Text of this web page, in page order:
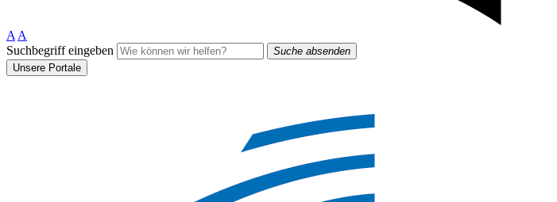
A A
Suchbegriff eingeben
Suche absenden
Unsere Portale